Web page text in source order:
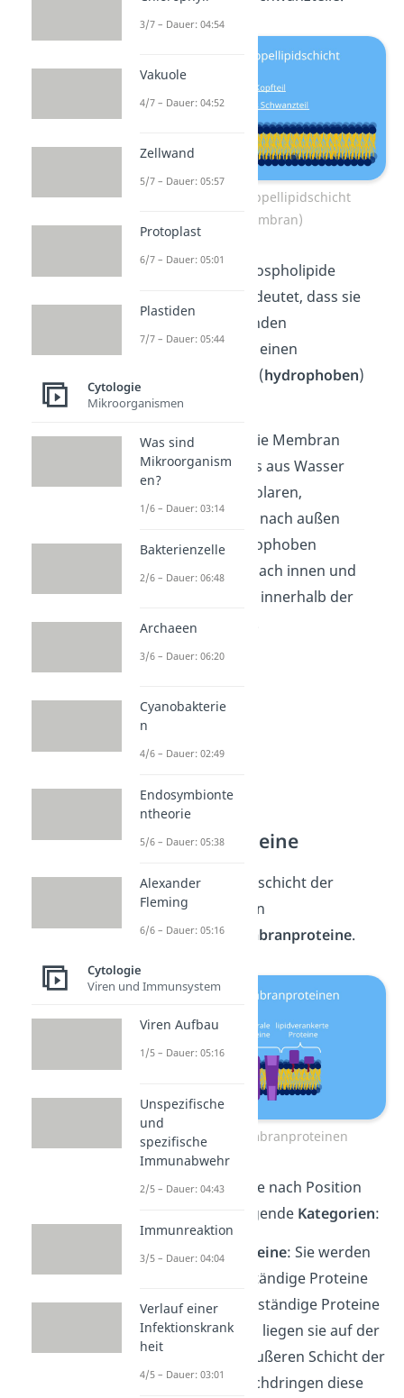
Aufbau der Doppellipidschicht
(Zellmembran)
Insgesamt sind Phospholipide
. Das bedeutet, dass sie
einen wasserliebenden
hydrophilen) und einen
wassermeidenden (hydrophoben)
Teil besitzen.
Da der Raum um die Membran
herum größtenteils aus Wasser
besteht, sind die polaren,
hydrophilen Köpfe nach außen
gewandt. Die hydrophoben
Schwänze zeigen nach innen und
machen den Raum innerhalb der
Doppelschicht aus.
Membranproteine
An der Lipiddoppelschicht der
Zellmembran liegen
verschiedeneMembranproteine.
Arten von Membranproteinen
Du unterteilst sie, je nach Position
und Aufbau, in folgende Kategorien:
Periphere Proteine: Sie werden
auch wechselständige Proteine
oder membranständige Proteine
genannt. Dabei liegen sie auf der
inneren oder äußeren Schicht der
Membran, durchdringen diese
3/7 – Dauer: 04:54
Vakuole
4/7 – Dauer: 04:52
Zellwand
5/7 – Dauer: 05:57
Protoplast
6/7 – Dauer: 05:01
Plastiden
7/7 – Dauer: 05:44
Cytologie
Mikroorganismen
Was sind
Mikroorganism
en?
1/6 – Dauer: 03:14
Bakterienzelle
2/6 – Dauer: 06:48
Archaeen
3/6 – Dauer: 06:20
Cyanobakterie
n
4/6 – Dauer: 02:49
Endosymbionte
ntheorie
5/6 – Dauer: 05:38
Alexander
Fleming
6/6 – Dauer: 05:16
Cytologie
Viren und Immunsystem
Viren Aufbau
1/5 – Dauer: 05:16
Unspezifische
und
spezifische
Immunabwehr
2/5 – Dauer: 04:43
Immunreaktion
3/5 – Dauer: 04:04
Verlauf einer
Infektionskrank
heit
4/5 – Dauer: 03:01